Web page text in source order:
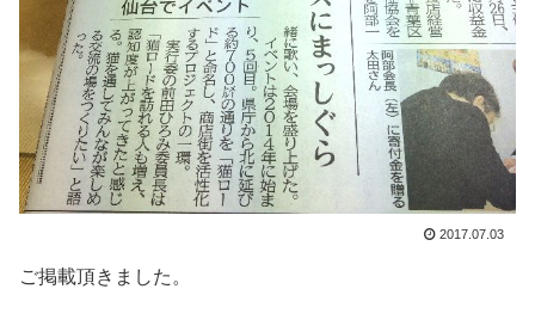
2017.07.03
ご掲載頂きました。